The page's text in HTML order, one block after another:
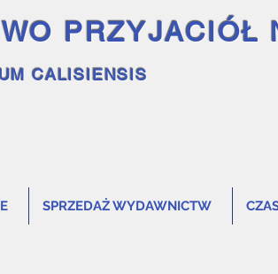
PRZYJACIÓŁ
CALISIENSIS
SPRZEDAŻ WYDAWNICTW